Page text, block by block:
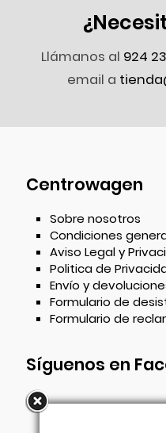
Llámanos al 924
email a
Centrowagen
Sobre nosotros
Condiciones
Aviso Legal y
Politica de
Envío y
Formulario de
Formulario de
Síguenos en